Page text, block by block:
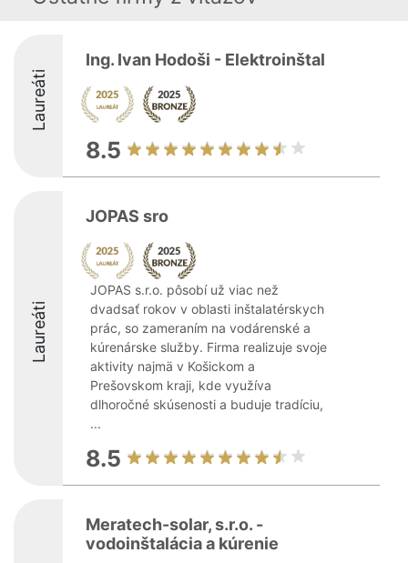
Laureáti
Ing. Ivan Hodoši - Elektroinštal
8.5
Laureáti
JOPAS sro
JOPAS s.r.o. pôsobí už viac než
dvadsať rokov v oblasti inštalatérskych
prác, so zameraním na vodárenské a
kúrenárske služby. Firma realizuje svoje
aktivity najmä v Košickom a
Prešovskom kraji, kde využíva
dlhoročné skúsenosti a buduje tradíciu,
...
8.5
Meratech-solar, s.r.o. -
vodoinštalácia a kúrenie